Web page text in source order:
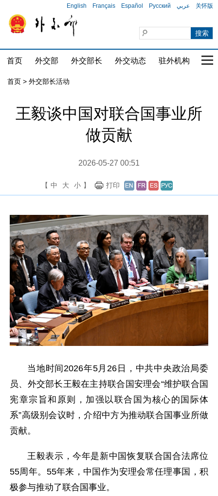
English Français Español Русский عربي 关怀版
首页 外交部 外交部长 外交动态 驻外机构 国
首页 > 外交部长活动
王毅谈中国对联合国事业所
做贡献
2026-05-27 00:51
【 中 大 小 】 打印
当地时间2026年5月26日，中共中央政治局委
员、外交部长王毅在主持联合国安理会“维护联合国
宪章宗旨和原则，加强以联合国为核心的国际体
系”高级别会议时，介绍中方为推动联合国事业所做
贡献。
王毅表示，今年是新中国恢复联合国合法席位
55周年。55年来，中国作为安理会常任理事国，积
极参与推动了联合国事业。